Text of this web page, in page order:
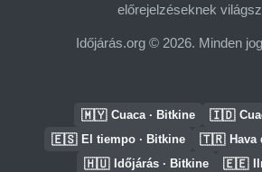
előrejelzéseknek
Időjárás.org © 2026. Minden
🇲🇾 Cuaca · Bitkine 🇮🇩
🇪🇸 El tiempo · Bitkine 🇹🇷
🇭🇺 Időjárás · Bitkine 🇪🇪